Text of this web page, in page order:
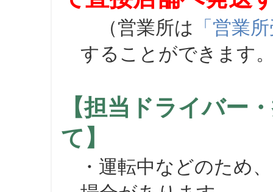
（営業所は 「営業
することができます
【担当ドライバー
て】
・運転中などのため